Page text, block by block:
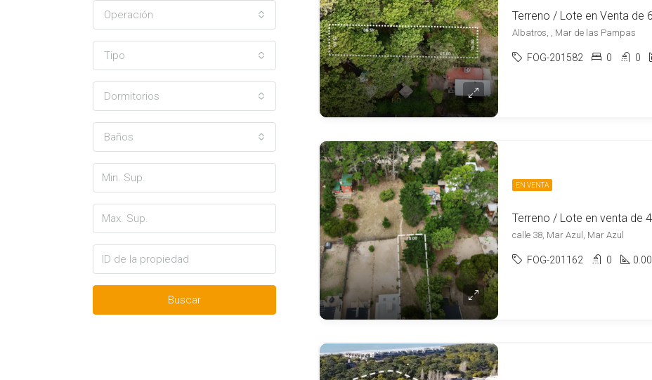
Albatros, , Mar de las Pampas
FOG-201582 0 0
EN VENTA
calle 38, Mar Azul, Mar Azul
FOG-201162 0 0.00
Operación
Tipo
Dormitorios
Baños
Buscar